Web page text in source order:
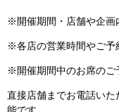
※開催期間・店舗や企画
※各店の営業時間やご予
※開催期間中のお席のご
直接店舗までお電話い